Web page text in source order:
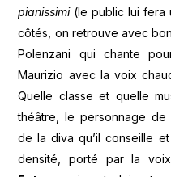
pianissimi(le public lui fera
côtés, on retrouve avec
Polenzani qui chante
Maurizio avec la voix
Quelle classe et quelle
théâtre, le personnage de
de la diva qu’il conseille
densité, porté par la